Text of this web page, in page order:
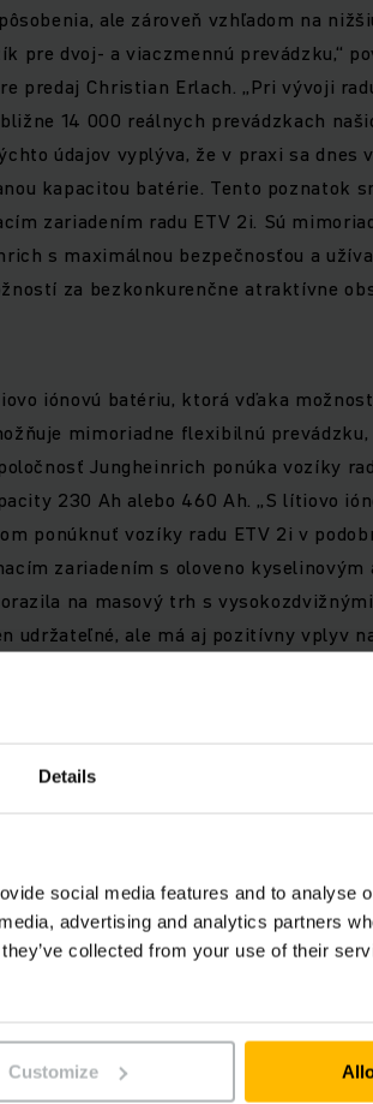
Details
social media features and to analyse
advertising and analytics partners
collected from your use of their
Customize
ale zároveň vzhľadom na
pre dvoj- a viaczmennú prevádzku,“
predaj Christian Erlach. „Pri vývoji
14 000 reálnych prevádzkach
údajov vyplýva, že v praxi sa dnes
kapacitou batérie. Tento poznatok
zariadením radu ETV 2i. Sú
s maximálnou bezpečnosťou a
za bezkonkurenčne atraktívne
iónovú batériu, ktorá vďaka
mimoriadne flexibilnú
Jungheinrich ponúka vozíky
230 Ah alebo 460 Ah. „S lítiovo
ponúknuť vozíky radu ETV 2i v
zariadením s oloveno kyselinovým
na masový trh s
udržateľné, ale má aj pozitívny vplyv
akumulátormi.
radu ETV 2i rozmer L2 1 278 mm,
zostatkovou nosnosťou.
a efektívne používať aj v úzkych
je k dispozícii aj s voliteľným rozmerom
najkompaktnejším vysokozdvižným